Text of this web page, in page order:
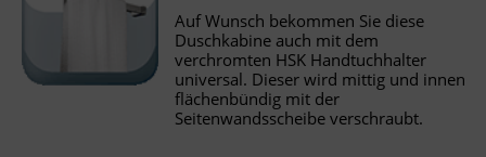
Auf Wunsch bekommen Sie diese
Duschkabine auch mit dem
verchromten HSK Handtuchhalter
universal. Dieser wird mittig und innen
flächenbündig mit der
Seitenwandsscheibe verschraubt.